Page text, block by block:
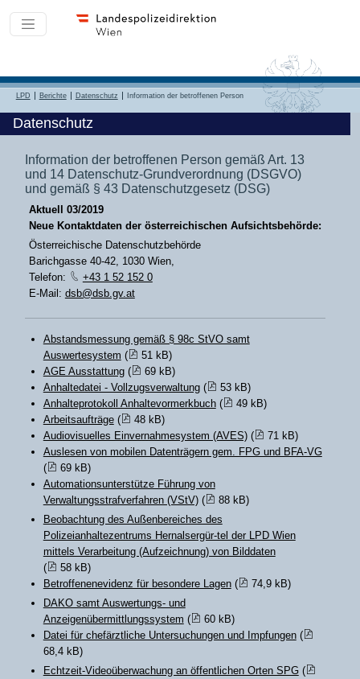
LPD Berichte Datenschutz Information der betroffenen Person
Datenschutz
Information der betroffenen Person gemäß Art. 13
und 14 Datenschutz-Grundverordnung (DSGVO)
und gemäß § 43 Datenschutzgesetz (DSG)
Aktuell 03/2019
Neue Kontaktdaten der österreichischen Aufsichtsbehörde:
Österreichische Datenschutzbehörde
Barichgasse 40-42, 1030 Wien,
Telefon:
+43 1 52 152 0
E-Mail: dsb@dsb.gv.at
Abstandsmessung gemäß § 98c StVO samt
Auswertesystem (
51 kB)
AGE Ausstattung(
69 kB)
Anhaltedatei - Vollzugsverwaltung(
53 kB)
Anhalteprotokoll Anhaltevormerkbuch(
49 kB)
Arbeitsaufträge(
48 kB)
Audiovisuelles Einvernahmesystem (AVES)(
71 kB)
Auslesen von mobilen Datenträgern gem. FPG und BFA-VG
(
69 kB)
Automationsunterstütze Führung von
Verwaltungsstrafverfahren (VStV)(
88 kB)
Beobachtung des Außenbereiches des
Polizeianhaltezentrums Hernalsergür-tel der LPD Wien
mittels Verarbeitung (Aufzeichnung) von Bilddaten
(
58 kB)
Betroffenenevidenz für besondere Lagen (
74,9 kB)
DAKO samt Auswertungs- und
Anzeigenübermittlungssystem (
60 kB)
Datei für chefärztliche Untersuchungen und Impfungen(
68,4 kB)
Echtzeit-Videoüberwachung an öffentlichen Orten SPG(